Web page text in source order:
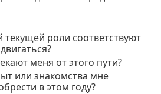
текущей роли соответствуют
меня от этого пути?
или знакомства мне
в этом году?